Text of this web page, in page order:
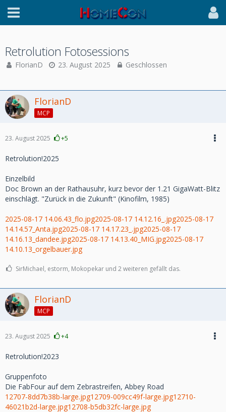
Retrolution Fotosessions
FlorianD 23. August 2025 Geschlossen
FlorianD
MCP
23. August 2025 +5
Retrolution!2025
Einzelbild
Doc Brown an der Rathausuhr, kurz bevor der 1.21 GigaWatt-Blitz
einschlägt. "Zurück in die Zukunft" (Kinofilm, 1985)
2025-08-17 14.06.43_flo.jpg2025-08-17 14.12.16_.jpg2025-08-17
14.14.57_Anta.jpg2025-08-17 14.17.23_.jpg2025-08-17
14.16.13_dandee.jpg2025-08-17 14.13.40_MIG.jpg2025-08-17
14.10.13_orgelbauer.jpg
SirMichael, estorm, Mokopekar und 2 weiteren gefällt das.
FlorianD
MCP
23. August 2025 +4
Retrolution!2023
Gruppenfoto
Die FabFour auf dem Zebrastreifen, Abbey Road
12707-8dd7b38b-large.jpg12709-009cc49f-large.jpg12710-
46021b2d-large.jpg12708-b5db32fc-large.jpg